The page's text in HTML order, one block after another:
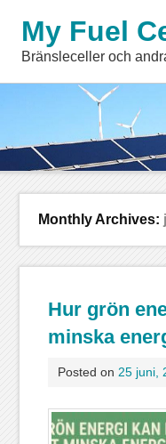
My Fuel
Bränsleceller och
Monthly Archives:
Hur grön
minska
Posted on 25 juni,